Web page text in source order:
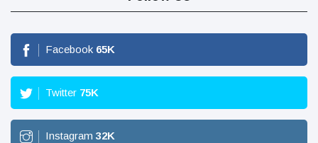
Facebook 65K
Twitter 75K
Instagram 32K